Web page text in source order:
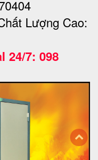
Lượng Cao:
24/7: 098
back